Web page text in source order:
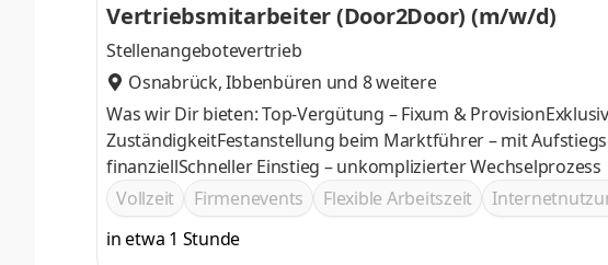
Vertriebsmitarbeiter (Door2Door) (m/w/d)
Stellenangebotevertrieb
Osnabrück,Ibbenbüren und 8 weitere
Was wir Dir bieten: Top-Vergütung – Fixum &
ZuständigkeitFestanstellung beim Marktführer – mit
finanziellSchneller Einstieg – unkomplizierter Wechselprozess
Vollzeit
Firmenevents Flexible Arbeitszeit
in etwa 1 Stunde